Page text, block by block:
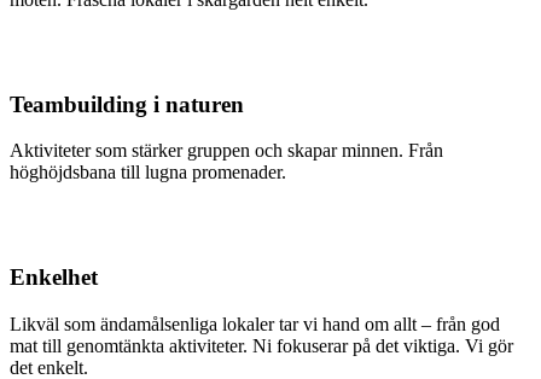
Teambuilding i naturen
Aktiviteter som stärker gruppen och skapar minnen. Från
höghöjdsbana till lugna promenader.
Enkelhet
Likväl som ändamålsenliga lokaler tar vi hand om allt – från god
mat till genomtänkta aktiviteter. Ni fokuserar på det viktiga. Vi gör
det enkelt.